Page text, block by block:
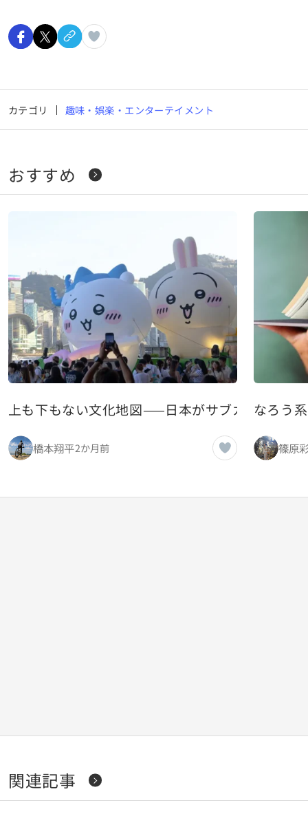
カテゴリ 趣味・娯楽・エンターテイメント
おすすめ
上も下もない文化地図——日本がサブカルとハイ
橋本翔平2か月前
なろう
篠原
関連記事